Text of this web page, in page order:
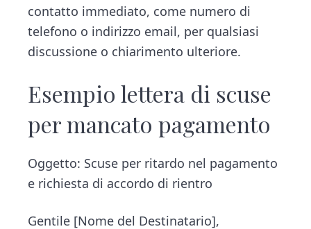
contatto immediato, come numero di
telefono o indirizzo email, per qualsiasi
discussione o chiarimento ulteriore.
Esempio lettera di scuse
per mancato pagamento
Oggetto: Scuse per ritardo nel pagamento
e richiesta di accordo di rientro
Gentile [Nome del Destinatario],